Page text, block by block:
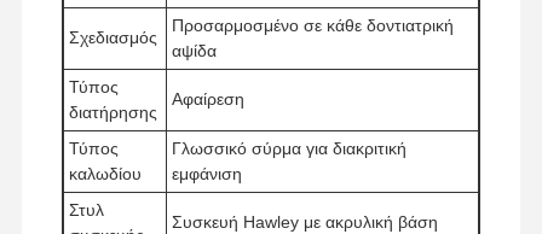
Σχεδιασμός
Προσαρμοσμένο σε κάθε δοντιατρική
αψίδα
Τύπος
διατήρησης
Αφαίρεση
Τύπος
καλωδίου
Γλωσσικό σύρμα για διακριτική
εμφάνιση
Στυλ
Συσκευή Hawley με ακρυλική βάση